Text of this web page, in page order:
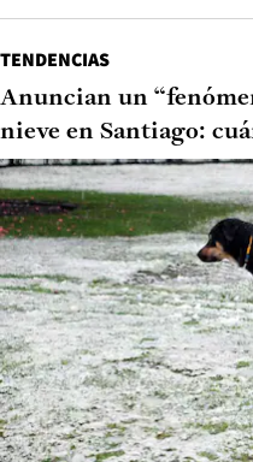
TENDENCIAS
Anuncian un
nieve en Santiago: